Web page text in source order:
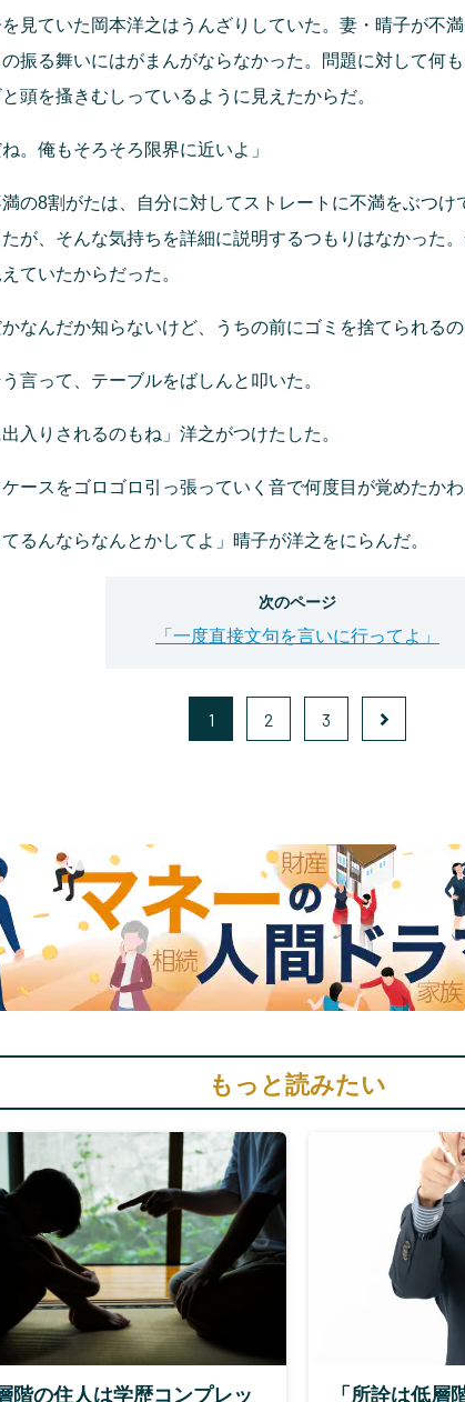
見ていた岡本洋之はうんざりしていた。妻・晴子が不満
振る舞いにはがまんがならなかった。問題に対して何
頭を搔きむしっているように見えたからだ。
ね。俺もそろそろ限界に近いよ」
の8割がたは、自分に対してストレートに不満をぶつけ
たが、そんな気持ちを詳細に説明するつもりはなかった
ていたからだった。
かなんだか知らないけど、うちの前にゴミを捨てられるの
言って、テーブルをばしんと叩いた。
出入りされるのもね」洋之がつけたした。
ケースをゴロゴロ引っ張っていく音で何度目が覚めたかわ
てるんならなんとかしてよ」晴子が洋之をにらんだ。
次のページ
「一度直接文句を言いに行ってよ」
1 2 3
もっと読みたい
階の住人は学歴コンプレッ 「所詮は低層